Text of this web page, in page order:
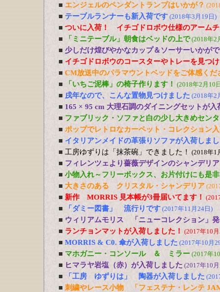
■ エンジェルのペンダントランプはいかが？
■ テーブルランナーも新入荷です (2018年3月19日)
■ ついに入荷！ イチゴドロボウ仕様のアーム
■
「ミニテーブル」朝食はベッドの上で(2018年2
■ 少しだけ煌びやかなカップ＆ソーサーいかが
■ イチゴドロボウのコースターやトレーを見つ
■ CM放送中のパラマウントベッドをご体感くだ
■
「いちご泥棒」の椅子作ります！ (2018年2月10
■ 戌年なので、こんな置物見つけました (2018年2
■ 165 × 95 cm 大理石調のダイニングセットが入
■ ファブリック・ソファと白の少し大きめセン
■ ポップでレトロなカーペット・コレクション
■ イタリアンメイドの革張りソファが入荷しま
■ 工房ゆずりは「抹茶碗」できました！ (2018年1
■ フィレンツェより薔薇デザインのシャンデリア
■ 小物入れ～フリーボックス、お片付けにも是
■ 大きさのある クリスタル・シャンデリア
■ 新作 MORRIS 見本帳が3冊届いてます！
■ 「ダミー図書」 流行りです (2017年11月24日)
■ ウィリアムモリス 「ニューコレクション」
■ ランチョンマットが入荷しました！ (2017年10
■ MORRIS & C0. 傘が入荷しました (2017年10月
■ マホガニー・コンソール ＆ ミラー (2017年
■ ヒマラヤ岩塩（赤）が入荷しました (2017年10
■ 「工房 ゆずりは」 陶器が入荷しました
■ 刺繍やレース小物 「フェステナ・レンテ